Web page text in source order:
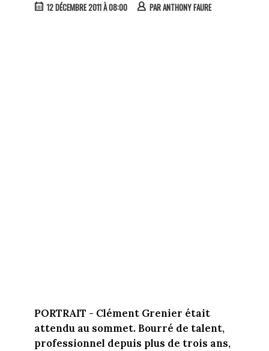
12 DÉCEMBRE 2011 À 08:00 PARANTHONY FAURE
PORTRAIT - Clément Grenier était
attendu au sommet. Bourré de talent,
professionnel depuis plus de trois ans,